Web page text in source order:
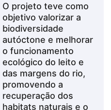
O projeto teve como
objetivo valorizar a
biodiversidade
autóctone e melhorar
o funcionamento
ecológico do leito e
das margens do rio,
promovendo a
recuperação dos
habitats naturais e o